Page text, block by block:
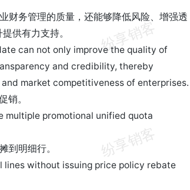
财务管理的质量，还能够降低风险、增强透
供有力支持。
can not only improve the quality of
and credibility, thereby
market competitiveness of enterprises.
销。
multiple promotional unified quota
到明细行。
without issuing price policy rebate